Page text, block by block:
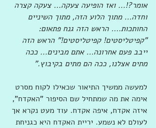
אומר?!... ואז הופיעה צעקה... צעקה קצרה
וחדה... מתוך הלוע הזה, מתוך השיניים
החותכות.... הראש הזה גנח פתאום:
"קפיטליסטים! קפיטליסטים!" הראש הזה
ייבב פעם אחרונה... אתם מבינים... ככה
מתים אצלנו, ככה הם מתים בקיבוץ."
למעשה ממשיך התיאור שכאילו לקוח מסרט
אימה את מה שמתחיל שם הסיפור "האקדח",
איזה אקדח, איפה אקדח. עוד מעט נקרא אך
לעולם לא נשמע. יריית האקדח היא כגניחת